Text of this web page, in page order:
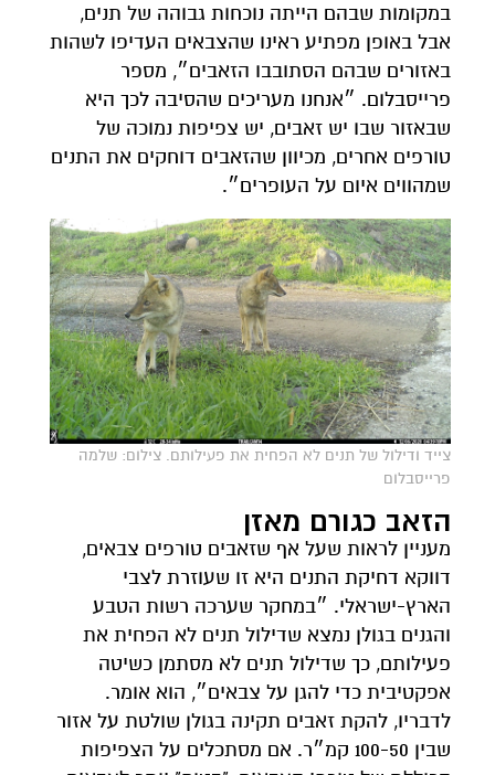
במקומות שבהם הייתה נוכחות גבוהה של תנים,
אבל באופן מפתיע ראינו שהצבאים העדיפו לשהות
באזורים שבהם הסתובבו הזאבים״, מספר
פרייסבלום. ״אנחנו מעריכים שהסיבה לכך היא
שבאזור שבו יש זאבים, יש צפיפות נמוכה של
טורפים אחרים, מכיוון שהזאבים דוחקים את התנים
שמהווים איום על העופרים״.
צייד ודילול של תנים לא הפחית את פעילותם. צילום: שלמה
פרייסבלום
הזאב כגורם מאזן
מעניין לראות שעל אף שזאבים טורפים צבאים,
דווקא דחיקת התנים היא זו שעוזרת לצבי
הארץ-ישראלי. ״במחקר שערכה רשות הטבע
והגנים בגולן נמצא שדילול תנים לא הפחית את
פעילותם, כך שדילול תנים לא מסתמן כשיטה
אפקטיבית כדי להגן על צבאים״, הוא אומר.
לדבריו, להקת זאבים תקינה בגולן שולטת על אזור
שבין 100-50 קמ״ר. אם מסתכלים על הצפיפות